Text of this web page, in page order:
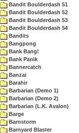
Bandit Boulderdash 51
Bandit Boulderdash 52
Bandit Boulderdash 53
Bandit Boulderdash 54
Bandits
Bangpong
Bank Bang!
Bank Panik
Bannercatch
Banzai
Barahir
Barbarian (Demo 1)
Barbarian (Demo 2)
Barbarian (L.K. Avalon)
Barge
Barnstorm
Barnyard Blaster